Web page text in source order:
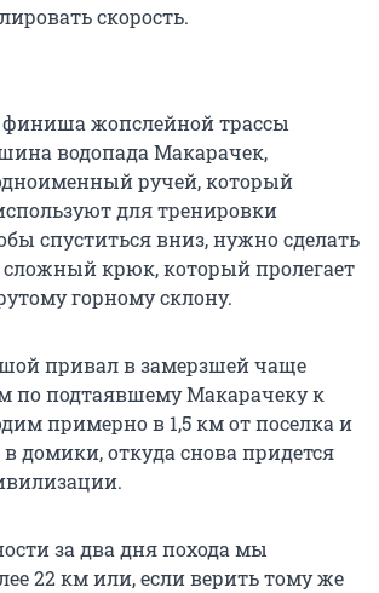
скорость.
финиша жопслейной трассы
водопада Макарачек,
ручей, который
для тренировки
спуститься вниз, нужно сделать
крюк, который пролегает
горному склону.
привал в замерзшей чаще
по подтаявшему Макарачеку к
примерно в 1,5 км от поселка и
домики, откуда снова придется
за два дня похода мы
22 км или, если верить тому же